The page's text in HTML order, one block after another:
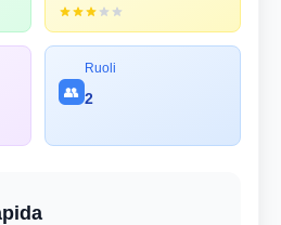
👥
Ruoli
2